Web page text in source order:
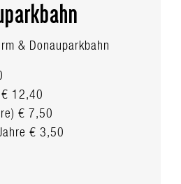
& Donauparkbahn
12,40
€ 7,50
€ 3,50